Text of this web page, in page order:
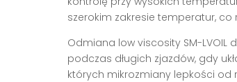
szerokim zakresie temperatur,
Odmiana low viscosity SM-
podczas długich zjazdów, gdy
których mikrozmiany lepkości od